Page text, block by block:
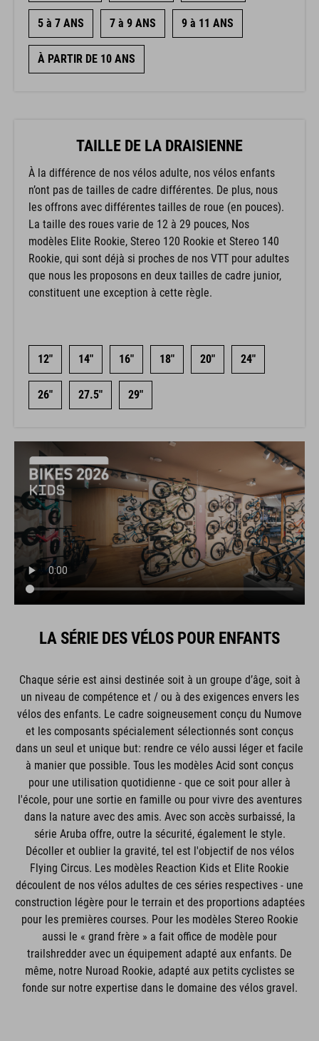
5 à 7 ANS 7 à 9 ANS 9 à 11 ANS
À PARTIR DE 10 ANS
TAILLE DE LA DRAISIENNE
À la différence de nos vélos adulte, nos vélos enfants
n’ont pas de tailles de cadre différentes. De plus, nous
les offrons avec différentes tailles de roue (en pouces).
La taille des roues varie de 12 à 29 pouces, Nos
modèles Elite Rookie, Stereo 120 Rookie et Stereo 140
Rookie, qui sont déjà si proches de nos VTT pour adultes
que nous les proposons en deux tailles de cadre junior,
constituent une exception à cette règle.
12" 14" 16" 18" 20" 24"
26" 27.5" 29"
LA SÉRIE DES VÉLOS POUR ENFANTS
Chaque série est ainsi destinée soit à un groupe d’âge, soit à
un niveau de compétence et / ou à des exigences envers les
vélos des enfants. Le cadre soigneusement conçu du Numove
et les composants spécialement sélectionnés sont conçus
dans un seul et unique but: rendre ce vélo aussi léger et facile
à manier que possible. Tous les modèles Acid sont conçus
pour une utilisation quotidienne - que ce soit pour aller à
l'école, pour une sortie en famille ou pour vivre des aventures
dans la nature avec des amis. Avec son accès surbaissé, la
série Aruba offre, outre la sécurité, également le style.
Décoller et oublier la gravité, tel est l'objectif de nos vélos
Flying Circus. Les modèles Reaction Kids et Elite Rookie
découlent de nos vélos adultes de ces séries respectives - une
construction légère pour le terrain et des proportions adaptées
pour les premières courses. Pour les modèles Stereo Rookie
aussi le « grand frère » a fait office de modèle pour
trailshredder avec un équipement adapté aux enfants. De
même, notre Nuroad Rookie, adapté aux petits cyclistes se
fonde sur notre expertise dans le domaine des vélos gravel.